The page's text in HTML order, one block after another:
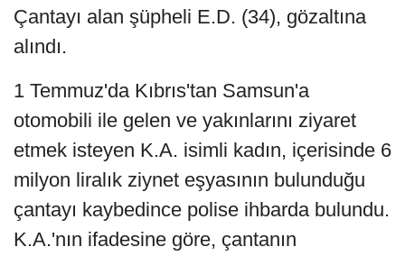
Çantayı alan şüpheli E.D. (34), gözaltına
alındı.
1 Temmuz'da Kıbrıs'tan Samsun'a
otomobili ile gelen ve yakınlarını ziyaret
etmek isteyen K.A. isimli kadın, içerisinde 6
milyon liralık ziynet eşyasının bulunduğu
çantayı kaybedince polise ihbarda bulundu.
K.A.'nın ifadesine göre, çantanın